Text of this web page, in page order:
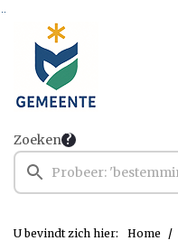
Ga naar de inhoud van deze
Ga naar het zoeken
Ga naar het menu
Zoeken
U bevindt zich hier: Home